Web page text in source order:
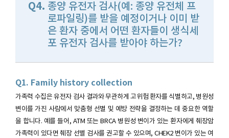
Q4. 종양 유전자 검사(예: 종양 유전체 프
로파일링)를 받을 예정이거나 이미 받
은 환자 중에서 어떤 환자들이 생식세
포 유전자 검사를 받아야 하는가?
Q1. Family history collection
가족력 수집은 유전자 검사 결과와 무관하게 고위험 환자를 식별하고, 병원성
변이를 가진 사람에서 맞춤형 선별 및 예방 전략을 결정하는 데 중요한 역할
을 합니다. 예를 들어, ATM 또는 BRCA 병원성 변이가 있는 환자에게 췌장암
가족력이 있다면 췌장 선별 검사를 권고할 수 있으며, CHEK2 변이가 있는 여